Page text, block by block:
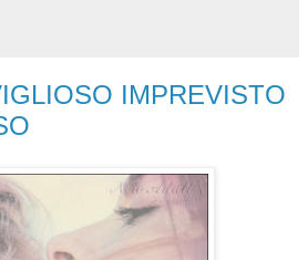
IMPREVISTO